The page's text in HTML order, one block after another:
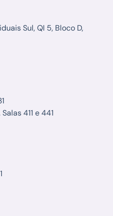
Sul, QI 5, Bloco D,
411 e 441